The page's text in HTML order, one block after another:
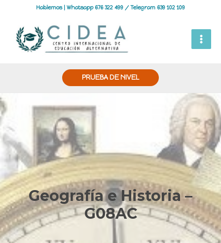
Hablemos | Whatsapp 676 322 499 / Telegram 639 102 109
PRUEBA DE NIVEL
Geografía e Historia –
G08AC